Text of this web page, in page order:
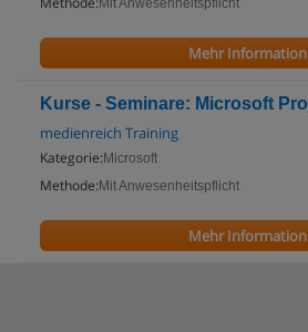
Mit Anwesenheitspflicht
Mehr Information
Kurse - Seminare: Microsoft
medienreich Training
Kategorie: Microsoft
Methode: Mit Anwesenheitspflicht
Mehr Information